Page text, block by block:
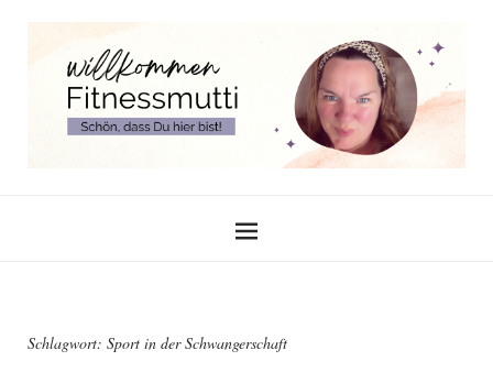
Schlagwort: Sport in der Schwangerschaft